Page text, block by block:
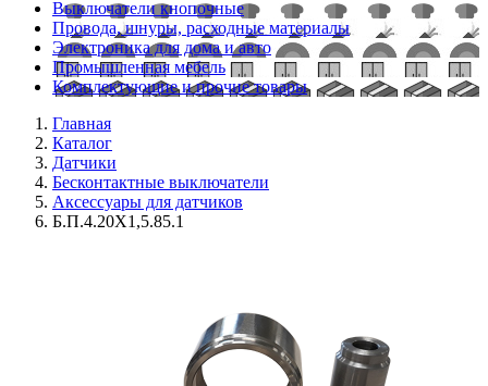
Выключатели кнопочные
Провода, шнуры, расходные материалы
Электроника для дома и авто
Промышленная мебель
Комплектующие и прочие товары
Главная
Каталог
Датчики
Бесконтактные выключатели
Аксессуары для датчиков
Б.П.4.20Х1,5.85.1